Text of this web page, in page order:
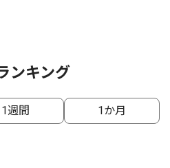
ンキング
1週間 1か月